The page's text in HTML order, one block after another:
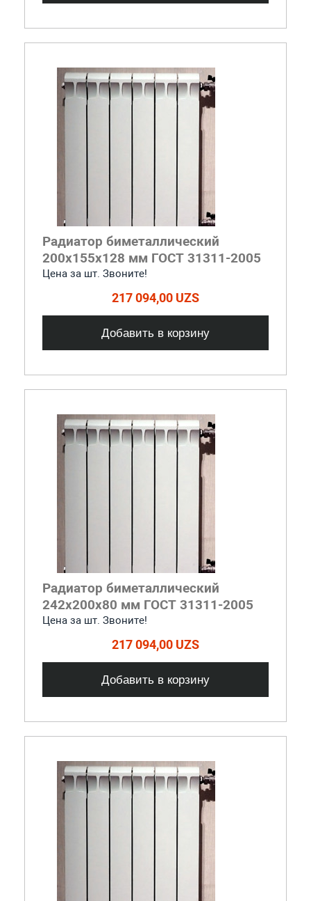
Радиатор биметаллический
200x155x128 мм ГОСТ 31311-2005
Цена за шт. Звоните!
217 094,00 UZS
Добавить в корзину
Радиатор биметаллический
242x200x80 мм ГОСТ 31311-2005
Цена за шт. Звоните!
217 094,00 UZS
Добавить в корзину